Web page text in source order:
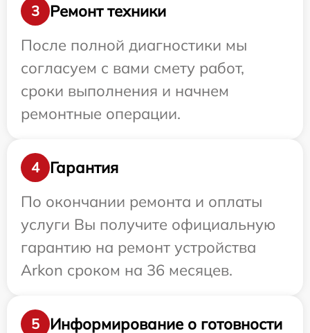
3
Ремонт техники
После полной диагностики мы
согласуем с вами смету работ,
сроки выполнения и начнем
ремонтные операции.
4
Гарантия
По окончании ремонта и оплаты
услуги Вы получите официальную
гарантию на ремонт устройства
Arkon сроком на 36 месяцев.
5
Информирование о готовности